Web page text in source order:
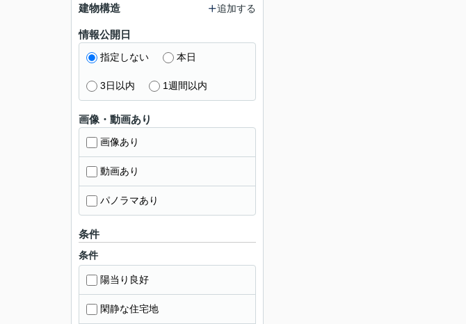
建物構造 追加する
情報公開日
指定しない 本日
3日以内 1週間以内
画像・動画あり
画像あり
動画あり
パノラマあり
条件
条件
陽当り良好
閑静な住宅地